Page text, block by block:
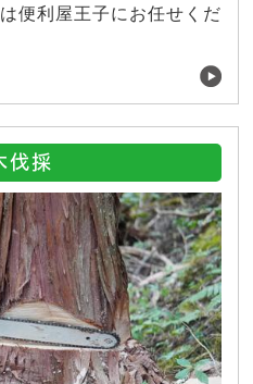
便利屋王子にお任せくだ
伐採